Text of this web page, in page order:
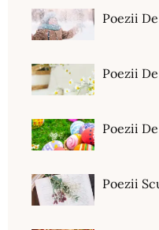
Poezii
Poezii
Poezii
Poezii